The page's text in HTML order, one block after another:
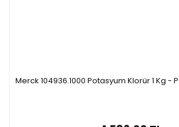
Merck 104936.1000 Potasyum Klorür 1 Kg -